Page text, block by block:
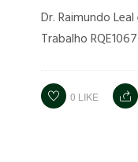
Dr. Raimundo
Trabalho
0 LIKE